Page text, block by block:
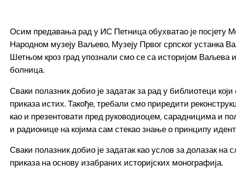
Осим предавања рад у ИС Петница обухватао је посјету
Народном музеју Ваљево, Музеју Првог српског устанка
Шетњом кроз град упознали смо се са историјом Ваљева
болница.
Сваки полазник добио је задатак за рад у библиотеци
приказа истих. Такође, требали смо приредити
као и презентовати пред руководиоцем, сарадницима и
и радионице на којима сам стекао знање о принципу
Сваки полазник добио је задатак као услов за долазак
приказа на основу изабраних историјских монографија.